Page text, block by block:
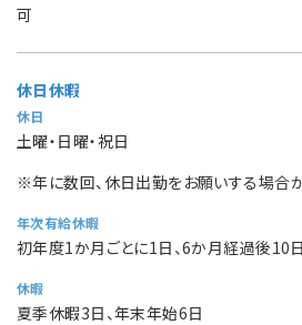
可
休日休暇
休日
土曜・日曜・祝日
※年に数回、休日出勤をお願いする場合
年次有給休暇
初年度1か月ごとに1日、6か月経過後10
休暇
夏季休暇3日、年末年始6日